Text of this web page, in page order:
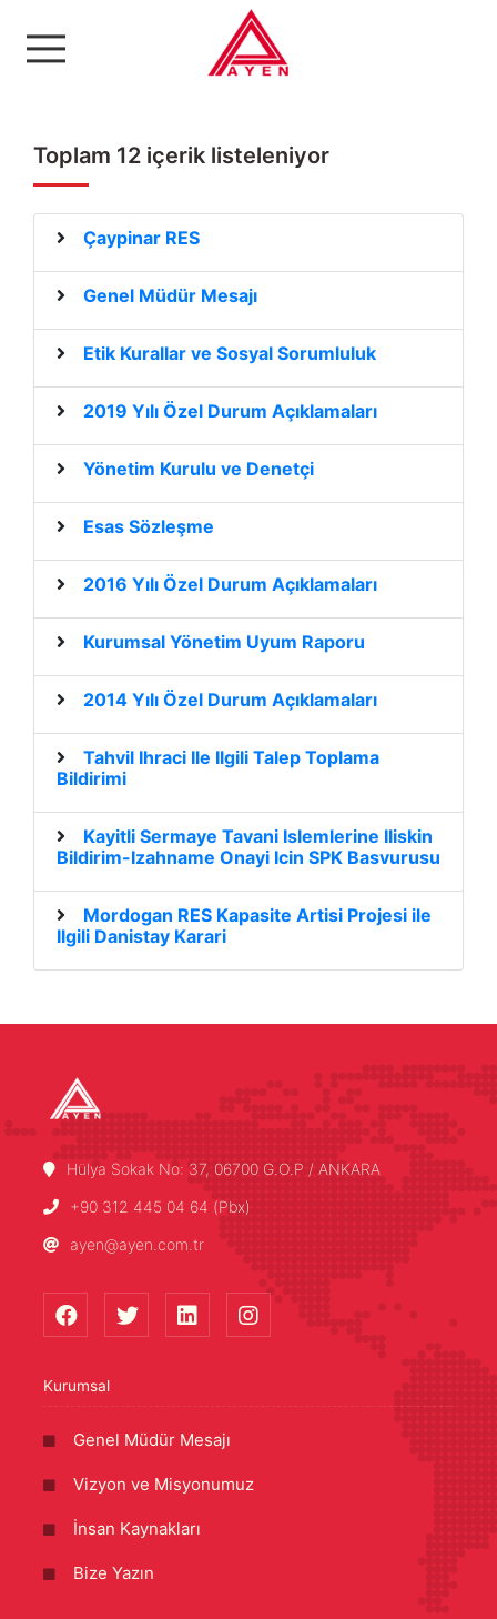
Ayen Enerji A.Ş
Toplam 12 içerik listeleniyor
Çaypinar RES
Genel Müdür Mesajı
Etik Kurallar ve Sosyal Sorumluluk
2019 Yılı Özel Durum Açıklamaları
Yönetim Kurulu ve Denetçi
Esas Sözleşme
2016 Yılı Özel Durum Açıklamaları
Kurumsal Yönetim Uyum Raporu
2014 Yılı Özel Durum Açıklamaları
Tahvil Ihraci Ile Ilgili Talep Toplama
Bildirimi
Kayitli Sermaye Tavani Islemlerine Iliskin
Bildirim-Izahname Onayi Icin SPK Basvurusu
Mordogan RES Kapasite Artisi Projesi ile
Ilgili Danistay Karari
Hülya Sokak No: 37, 06700 G.O.P / ANKARA
+90 312 445 04 64 (Pbx)
ayen@ayen.com.tr
Kurumsal
Genel Müdür Mesajı
Vizyon ve Misyonumuz
İnsan Kaynakları
Bize Yazın